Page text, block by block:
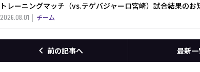
トレーニングマッチ（vs.テゲバジャーロ宮崎）試合結果のお
2026.08.01 チーム
前の記事へ 最新